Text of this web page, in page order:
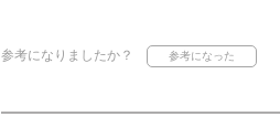
参考になりましたか？